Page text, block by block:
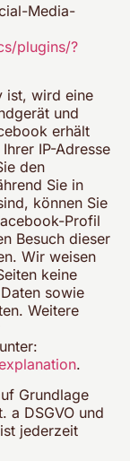
Media-
plugins/?
ist, wird eine
und
erhält
IP-Adresse
den
Sie in
können Sie
Profil
Besuch dieser
Wir weisen
keine
sowie
Weitere
.
Grundlage
a DSGVO und
jederzeit